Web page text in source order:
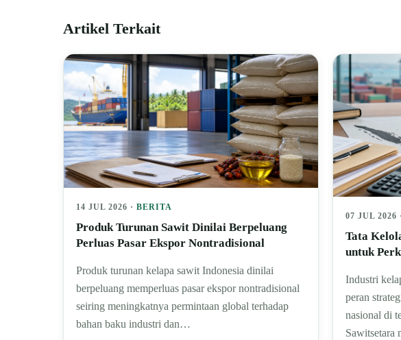
Artikel Terkait
14 JUL 2026 · BERITA
Produk Turunan Sawit Dinilai Berpeluang
Perluas Pasar Ekspor Nontradisional
Produk turunan kelapa sawit Indonesia dinilai
berpeluang memperluas pasar ekspor nontradisional
seiring meningkatnya permintaan global terhadap
bahan baku industri dan…
07 JUL 2026
Tata
untuk
Industri
peran
nasional di